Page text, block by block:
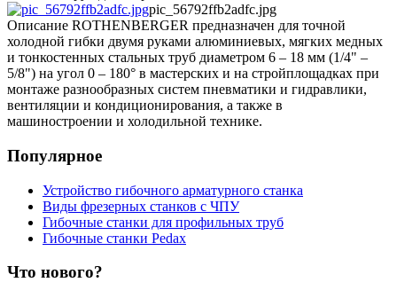
pic_56792ffb2adfc.jpg
Описание ROTHENBERGER предназначен для точной
холодной гибки двумя руками алюминиевых, мягких медных
и тонкостенных стальных труб диаметром 6 – 18 мм (1/4" –
5/8") на угол 0 – 180° в мастерских и на стройплощадках при
монтаже разнообразных систем пневматики и гидравлики,
вентиляции и кондиционирования, а также в
машиностроении и холодильной технике.
Популярное
Устройство гибочного арматурного станка
Виды фрезерных станков с ЧПУ
Гибочные станки для профильных труб
Гибочные станки Pedax
Что нового?